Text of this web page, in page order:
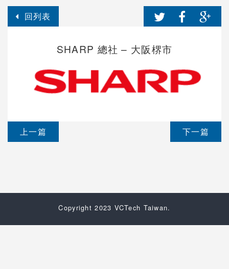
回列表
SHARP 總社 – 大阪楐市
上一篇 下一篇
Copyright 2023 VCTech Taiwan.